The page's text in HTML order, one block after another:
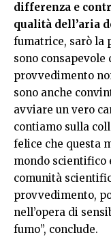
differenza e
qualità dell’aria
fumatrice, sarò la
sono
provvedimento
sono anche
avviare un vero
contiamo sulla
felice che questa
mondo scientifico
comunità
provvedimento,
nell’opera di
fumo”, conclude.